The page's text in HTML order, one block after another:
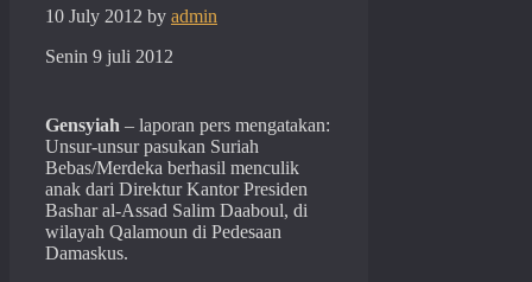
10 July 2012 by admin
Senin 9 juli 2012
Gensyiah – laporan pers mengatakan:
Unsur-unsur pasukan Suriah
Bebas/Merdeka berhasil menculik
anak dari Direktur Kantor Presiden
Bashar al-Assad Salim Daaboul, di
wilayah Qalamoun di Pedesaan
Damaskus.